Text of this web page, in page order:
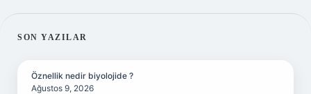
SIDEBAR
SON YAZILAR
Öznellik nedir biyolojide ?
Ağustos 9, 2026